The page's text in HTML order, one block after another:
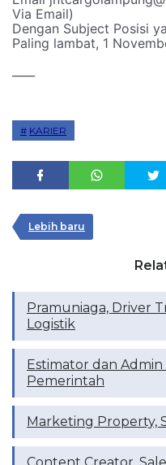
Via Email)
Dengan Subject Posisi
Paling lambat, 1
KARIER
Lebih baru
Pramuniaga, Driver
Logistik
Estimator dan
Pemerintah
Marketing Property,